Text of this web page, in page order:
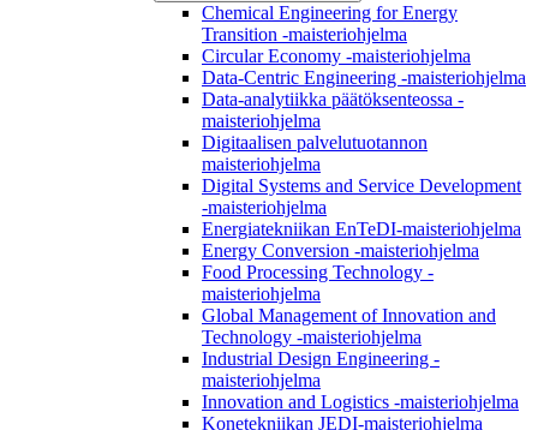
Chemical Engineering for Energy
Transition -maisteriohjelma
Circular Economy -maisteriohjelma
Data-Centric Engineering -maisteriohjelma
Data-analytiikka päätöksenteossa -
maisteriohjelma
Digitaalisen palvelutuotannon
maisteriohjelma
Digital Systems and Service Development
-maisteriohjelma
Energiatekniikan EnTeDI-maisteriohjelma
Energy Conversion -maisteriohjelma
Food Processing Technology -
maisteriohjelma
Global Management of Innovation and
Technology -maisteriohjelma
Industrial Design Engineering -
maisteriohjelma
Innovation and Logistics -maisteriohjelma
Konetekniikan JEDI-maisteriohjelma